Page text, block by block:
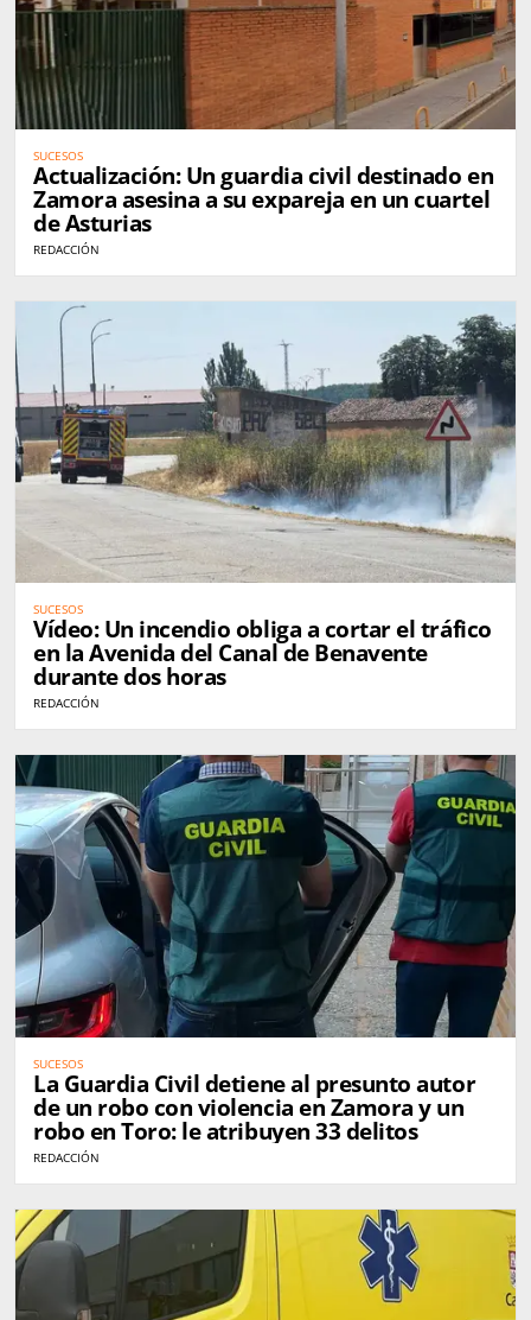
SUCESOS
Actualización: Un guardia civil destinado en
Zamora asesina a su expareja en un cuartel
de Asturias
REDACCIÓN
SUCESOS
Vídeo: Un incendio obliga a cortar el tráfico
en la Avenida del Canal de Benavente
durante dos horas
REDACCIÓN
SUCESOS
La Guardia Civil detiene al presunto autor
de un robo con violencia en Zamora y un
robo en Toro: le atribuyen 33 delitos
REDACCIÓN